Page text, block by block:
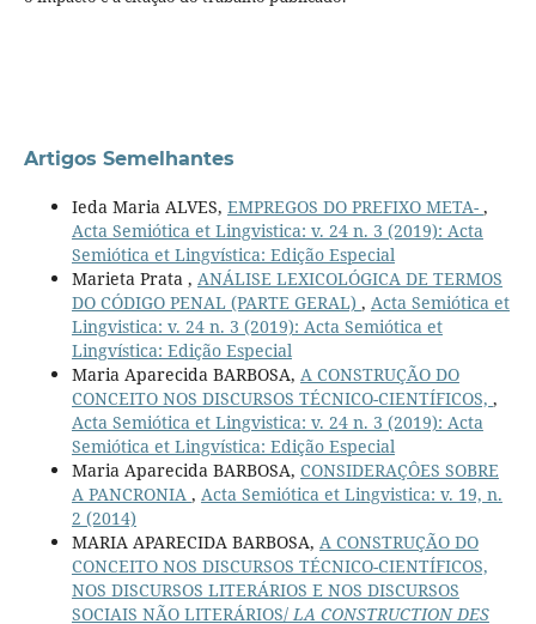
Artigos Semelhantes
Ieda Maria ALVES, EMPREGOS DO PREFIXO META- ,
Acta Semiótica et Lingvistica: v. 24 n. 3 (2019): Acta
Semiótica et Lingvística: Edição Especial
Marieta Prata , ANÁLISE LEXICOLÓGICA DE TERMOS
DO CÓDIGO PENAL (PARTE GERAL) , Acta Semiótica et
Lingvistica: v. 24 n. 3 (2019): Acta Semiótica et
Lingvística: Edição Especial
Maria Aparecida BARBOSA, A CONSTRUÇÃO DO
CONCEITO NOS DISCURSOS TÉCNICO-CIENTÍFICOS, ,
Acta Semiótica et Lingvistica: v. 24 n. 3 (2019): Acta
Semiótica et Lingvística: Edição Especial
Maria Aparecida BARBOSA, CONSIDERAÇÔES SOBRE
A PANCRONIA , Acta Semiótica et Lingvistica: v. 19, n.
2 (2014)
MARIA APARECIDA BARBOSA, A CONSTRUÇÃO DO
CONCEITO NOS DISCURSOS TÉCNICO-CIENTÍFICOS,
NOS DISCURSOS LITERÁRIOS E NOS DISCURSOS
SOCIAIS NÃO LITERÁRIOS/LA CONSTRUCTION DES